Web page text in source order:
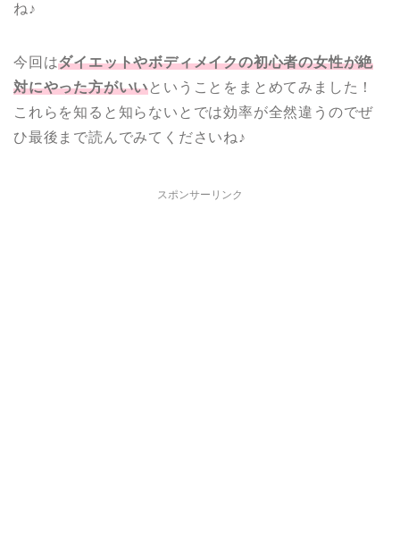
ね♪
今回はダイエットやボディメイクの初心者の女性が絶
対にやった方がいいということをまとめてみました！
これらを知ると知らないとでは効率が全然違うのでぜ
ひ最後まで読んでみてくださいね♪
スポンサーリンク